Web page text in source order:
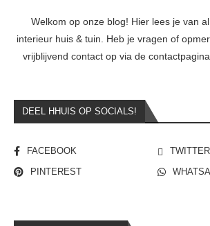
Welkom op onze blog! Hier lees je van
interieur huis & tuin. Heb je vragen of
vrijblijvend contact op via de
DEEL HHUIS OP SOCIALS!
FACEBOOK
TWITTER
PINTEREST